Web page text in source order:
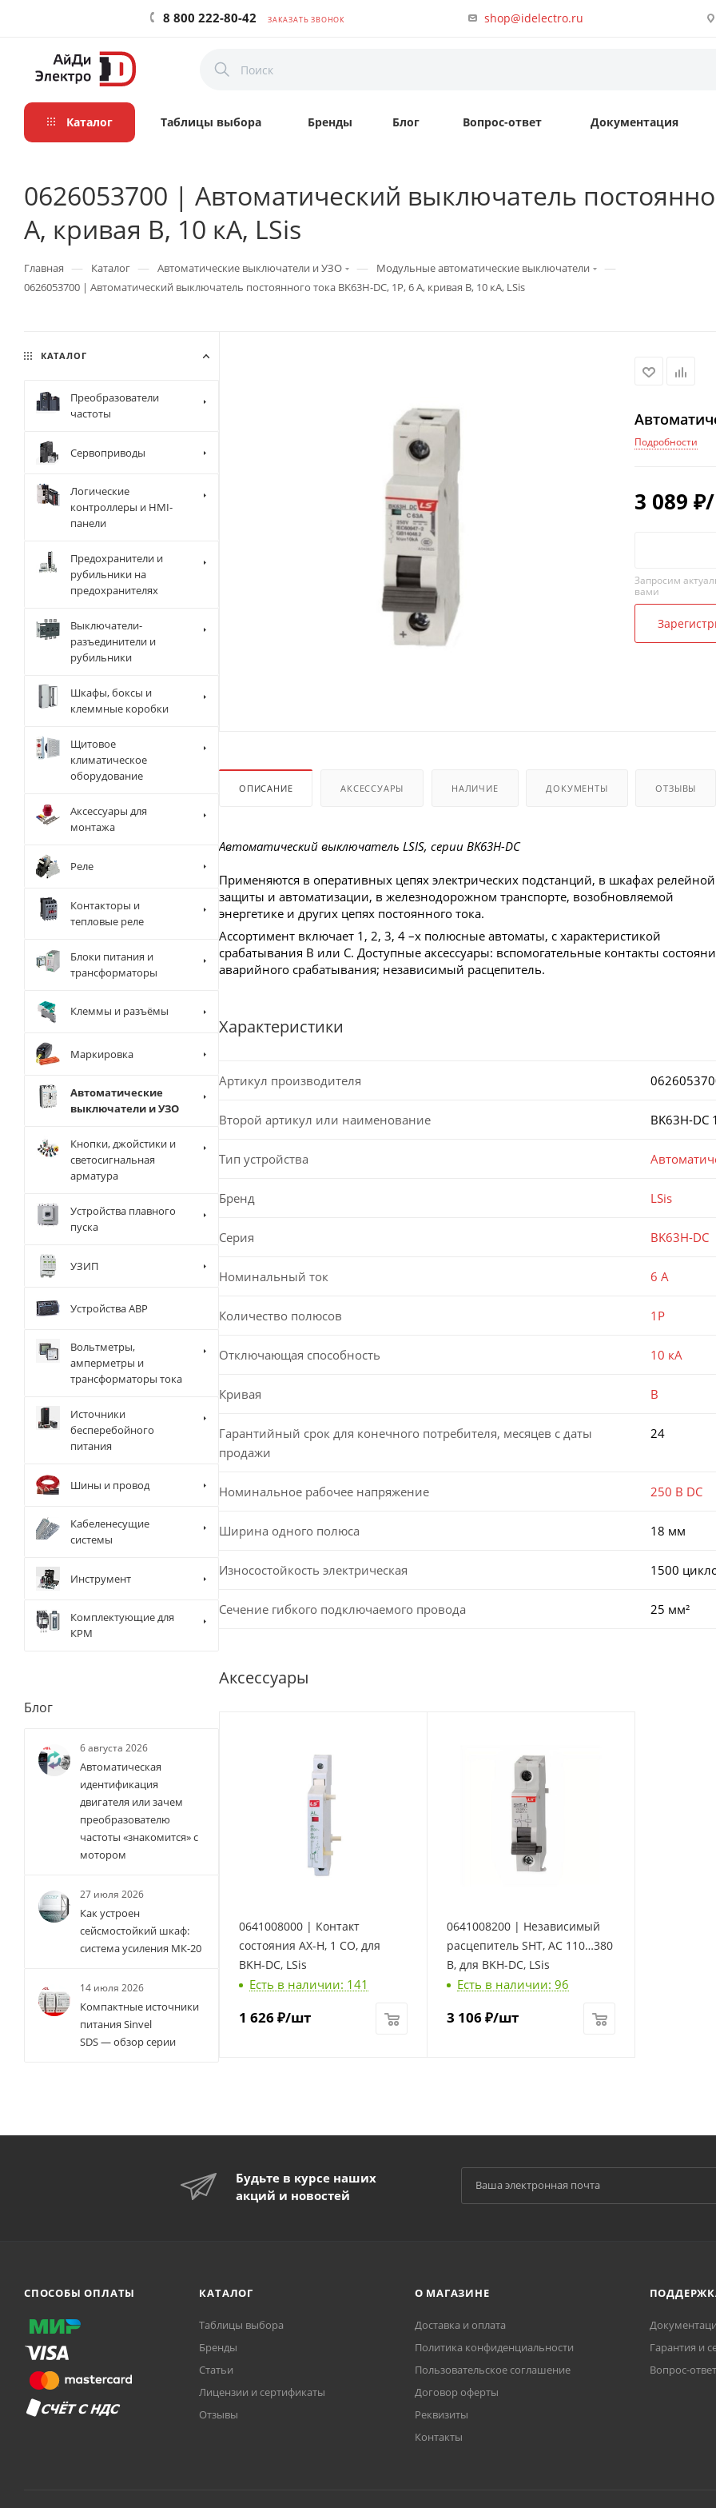
8 800 222-80-42 ЗАКАЗАТЬ ЗВОНОК shop@idelectro.ru
Каталог Таблицы выбора Бренды Блог Вопрос-ответ Документация
0626053700 | Автоматический выключатель
А, кривая B, 10 кА, LSis
Главная — Каталог — Автоматические выключатели и УЗО — Модульные автоматические выключатели —
0626053700 | Автоматический выключатель постоянного тока BK63H-DC, 1P, 6 А, кривая B, 10 кА, LSis
Подробности
3 089 ₽
Запросим
вами
ОПИСАНИЕ АКСЕССУАРЫ НАЛИЧИЕ ДОКУМЕНТЫ ОТЗЫВЫ
Автоматический выключатель LSIS, серии BK63H-DC
Применяются в оперативных цепях электрических подстанций, в шкафах релейной
защиты и автоматизации, в железнодорожном транспорте, возобновляемой
энергетике и других цепях постоянного тока.
Ассортимент включает 1, 2, 3, 4 –х полюсные автоматы, с характеристикой
срабатывания B или C. Доступные аксессуары: вспомогательные контакты
аварийного срабатывания; независимый расцепитель.
Характеристики
Артикул производителя
Второй артикул или наименование BK63H-DC
Тип устройства
Бренд LSis
Серия BK63H-DC
Номинальный ток 6 А
Количество полюсов 1P
Отключающая способность 10 кА
Кривая B
Гарантийный срок для конечного потребителя, месяцев с даты
продажи
24
Номинальное рабочее напряжение 250 В DC
Ширина одного полюса 18 мм
Износостойкость электрическая 1500
Сечение гибкого подключаемого провода 25 мм²
Аксессуары
0641008000 | Контакт
состояния AX-H, 1 СО, для
BKH-DC, LSis
Есть в наличии: 141
1 626₽/шт
0641008200 | Независимый
расцепитель SHT, AC 110…380
В, для BKH-DC, LSis
Есть в наличии: 96
3 106₽/шт
КАТАЛОГ
Преобразователи
частоты
Сервоприводы
Логические
контроллеры и HMI-
панели
Предохранители и
рубильники на
предохранителях
Выключатели-
разъединители и
рубильники
Шкафы, боксы и
клеммные коробки
Щитовое
климатическое
оборудование
Аксессуары для
монтажа
Реле
Контакторы и
тепловые реле
Блоки питания и
трансформаторы
Клеммы и разъёмы
Маркировка
Автоматические
выключатели и УЗО
Кнопки, джойстики и
светосигнальная
арматура
Устройства плавного
пуска
УЗИП
Устройства АВР
Вольтметры,
амперметры и
трансформаторы тока
Источники
бесперебойного
питания
Шины и провод
Кабеленесущие
системы
Инструмент
Комплектующие для
КРМ
Блог
6 августа 2026
Автоматическая
идентификация
двигателя или зачем
преобразователю
частоты «знакомится» с
мотором
27 июля 2026
Как устроен
сейсмостойкий шкаф:
система усиления МК-20
14 июля 2026
Компактные источники
питания Sinvel
SDS — обзор серии
Будьте в курсе наших
акций и новостей
СПОСОБЫ ОПЛАТЫ КАТАЛОГ
Таблицы выбора
Бренды
Статьи
Лицензии и сертификаты
Отзывы
О МАГАЗИНЕ
Доставка и оплата
Политика конфиденциальности
Пользовательское соглашение
Договор оферты
Реквизиты
Контакты
Гарантия и
Вопрос-ответ